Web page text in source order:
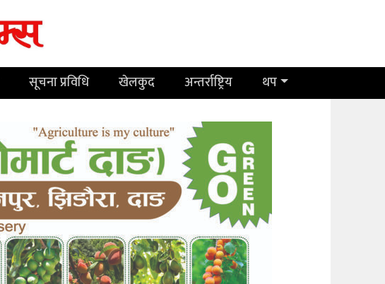
सूचना प्रविधि खेलकुद अन्तर्राष्ट्रिय थप